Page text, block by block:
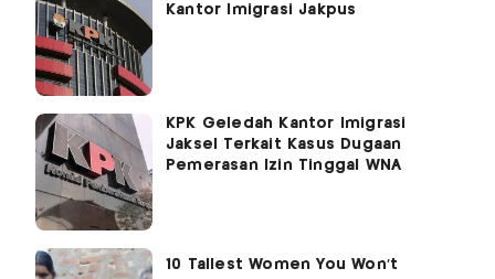
Kantor Imigrasi Jakpus
KPK Geledah Kantor Imigrasi
Jaksel Terkait Kasus Dugaan
Pemerasan Izin Tinggal WNA